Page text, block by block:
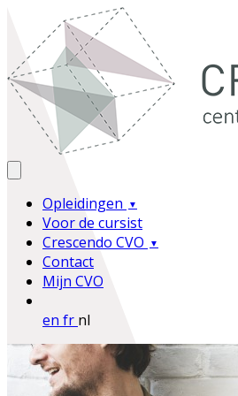
Opleidingen
Voor de cursist
Crescendo CVO
Contact
Mijn CVO
en fr nl